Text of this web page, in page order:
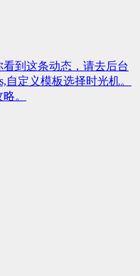
到这条动态，请去后台
自定义模板选择时光机。
。